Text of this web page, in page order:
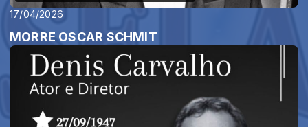
17/04/2026
MORRE OSCAR SCHMIT